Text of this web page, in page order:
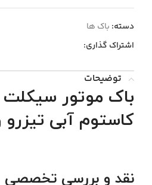
دسته: باک ها
اشتراک گذاری:
توضیحات
باک موتور
کاستوم آبی تیزرو
نقد و بررسی تخصصی